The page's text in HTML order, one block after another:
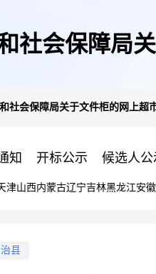
社会保障局
社会保障局关于文件柜的网上超
知 开标公示 候选人公
津山西内蒙古辽宁吉林黑龙江安徽
县